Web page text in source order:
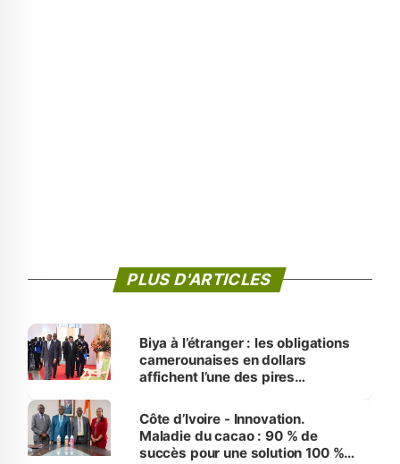
PLUS D'ARTICLES
Biya à l’étranger : les obligations
camerounaises en dollars
affichent l’une des pires
Côte d’Ivoire - Innovation.
Maladie du cacao : 90 % de
succès pour une solution 100 %